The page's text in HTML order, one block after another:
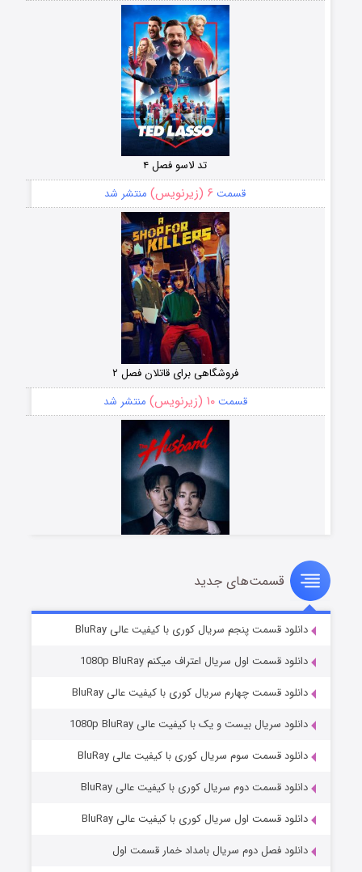
تد لاسو فصل ۴
قسمت ۶ (زیرنویس) منتشر شد
فروشگاهی برای قاتلان فصل ۲
قسمت۱۰ (زیرنویس) منتشر شد
قسمت۸ (زیرنویس) منتشر شد
عملیات آپارتمان
قسمت۲ (زیرنویس) منتشر شد
قسمت‌های جدید
دانلود قسمت پنجم سریال کوری با کیفیت عالی BluRay
دانلود قسمت اول سریال اعتراف میکنم 1080p BluRay
دانلود قسمت چهارم سریال کوری با کیفیت عالی BluRay
دانلود سریال بیست و یک با کیفیت عالی 1080p BluRay
دانلود قسمت سوم سریال کوری با کیفیت عالی BluRay
دانلود قسمت دوم سریال کوری با کیفیت عالی BluRay
دانلود قسمت اول سریال کوری با کیفیت عالی BluRay
دانلود فصل دوم سریال بامداد خمار قسمت اول